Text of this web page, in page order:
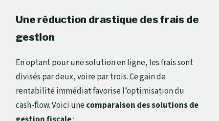
Une réduction drastique des frais de
gestion
En optant pour une solution en ligne, les frais sont
divisés par deux, voire par trois. Ce gain de
rentabilité immédiat favorise l’optimisation du
cash-flow. Voici unecomparaison des solutions de